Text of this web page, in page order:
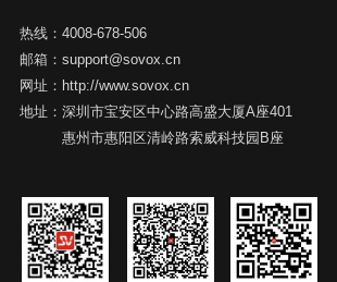
热线： 4008-678-506
邮箱： support@sovox.cn
网址： http://www.sovox.cn
地址： 深圳市宝安区中心路高盛大厦A座401
惠州市惠阳区清岭路索威科技园B座